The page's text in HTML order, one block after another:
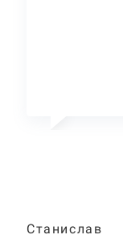
Станислав